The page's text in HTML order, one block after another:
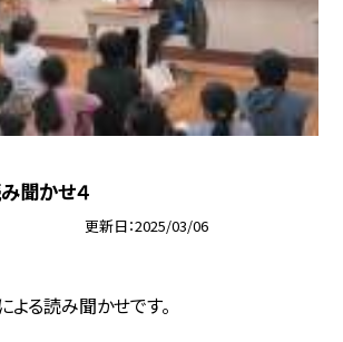
聞かせ４
更新日 2025/03/06
よる読み聞かせです。